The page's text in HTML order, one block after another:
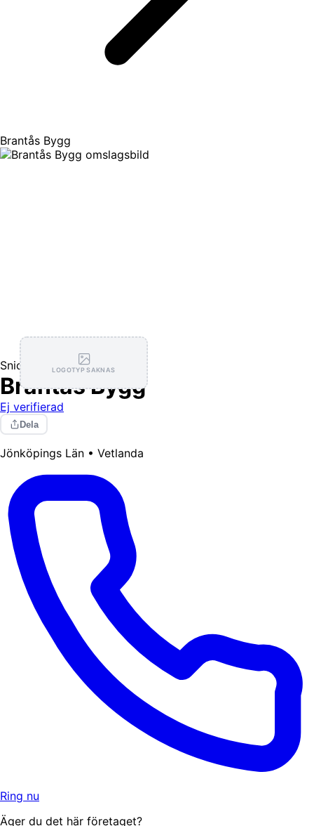
Brantås Bygg
LOGOTYP SAKNAS
Snickare
Brantås Bygg
Ej verifierad
Dela
Jönköpings Län • Vetlanda
Ring nu
Äger du det här företaget?